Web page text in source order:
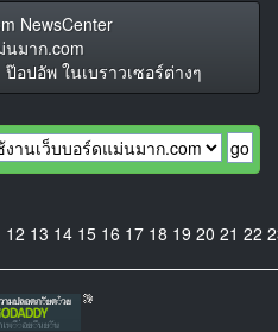
NewsCenter
นมาก.com
อปอัพ ในเบราวเซอร์ต่างๆ
12 13 14 15 16 17 18 19 20 21 22